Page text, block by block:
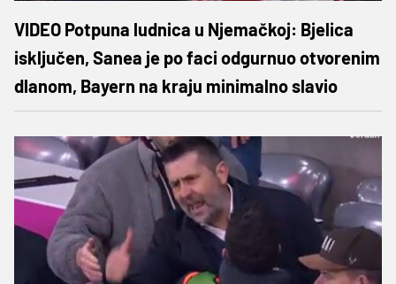
VIDEO Potpuna ludnica u Njemačkoj: Bjelica
isključen, Sanea je po faci odgurnuo otvorenim
dlanom, Bayern na kraju minimalno slavio